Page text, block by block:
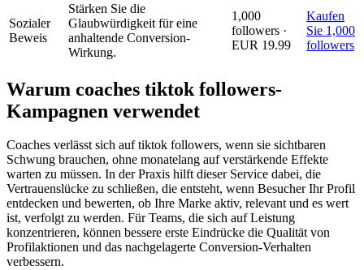
Sozialer
Beweis
Stärken Sie die
Glaubwürdigkeit für eine
anhaltende Conversion-
Wirkung.
1,000
followers ·
EUR 19.99
Kaufen
Sie 1,000
followers
Warum coaches tiktok followers-
Kampagnen verwendet
Coaches verlässt sich auf tiktok followers, wenn sie sichtbaren
Schwung brauchen, ohne monatelang auf verstärkende Effekte
warten zu müssen. In der Praxis hilft dieser Service dabei, die
Vertrauenslücke zu schließen, die entsteht, wenn Besucher Ihr Profil
entdecken und bewerten, ob Ihre Marke aktiv, relevant und es wert
ist, verfolgt zu werden. Für Teams, die sich auf Leistung
konzentrieren, können bessere erste Eindrücke die Qualität von
Profilaktionen und das nachgelagerte Conversion-Verhalten
verbessern.